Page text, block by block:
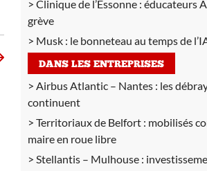
Clinique de l’Essonne : éducateurs
grève
Musk : le bonneteau au temps de
DANS LES ENTREPRISES
Airbus Atlantic – Nantes : les
continuent
Territoriaux de Belfort : mobilisés
maire en roue libre
Stellantis – Mulhouse :